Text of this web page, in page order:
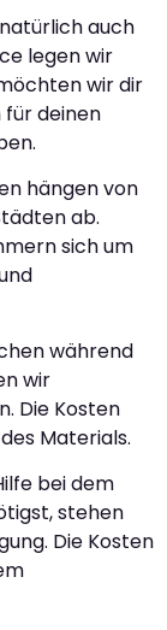
auch
legen wir
wir dir
deinen
hängen von
ab.
sich um
während
wir
Die Kosten
Materials.
bei dem
stehen
Die Kosten